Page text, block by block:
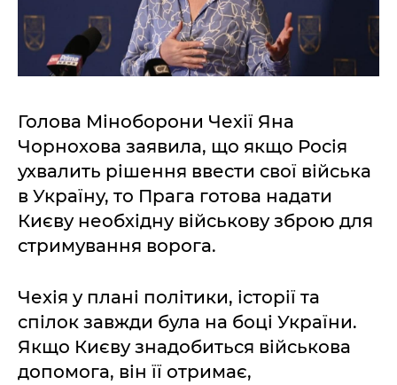
Голова Міноборони Чехії Яна
Чорнохова заявила, що якщо Росія
ухвалить рішення ввести свої війська
в Україну, то Прага готова надати
Києву необхідну військову зброю для
стримування ворога.
Чехія у плані політики, історії та
спілок завжди була на боці України.
Якщо Києву знадобиться військова
допомога, він її отримає,